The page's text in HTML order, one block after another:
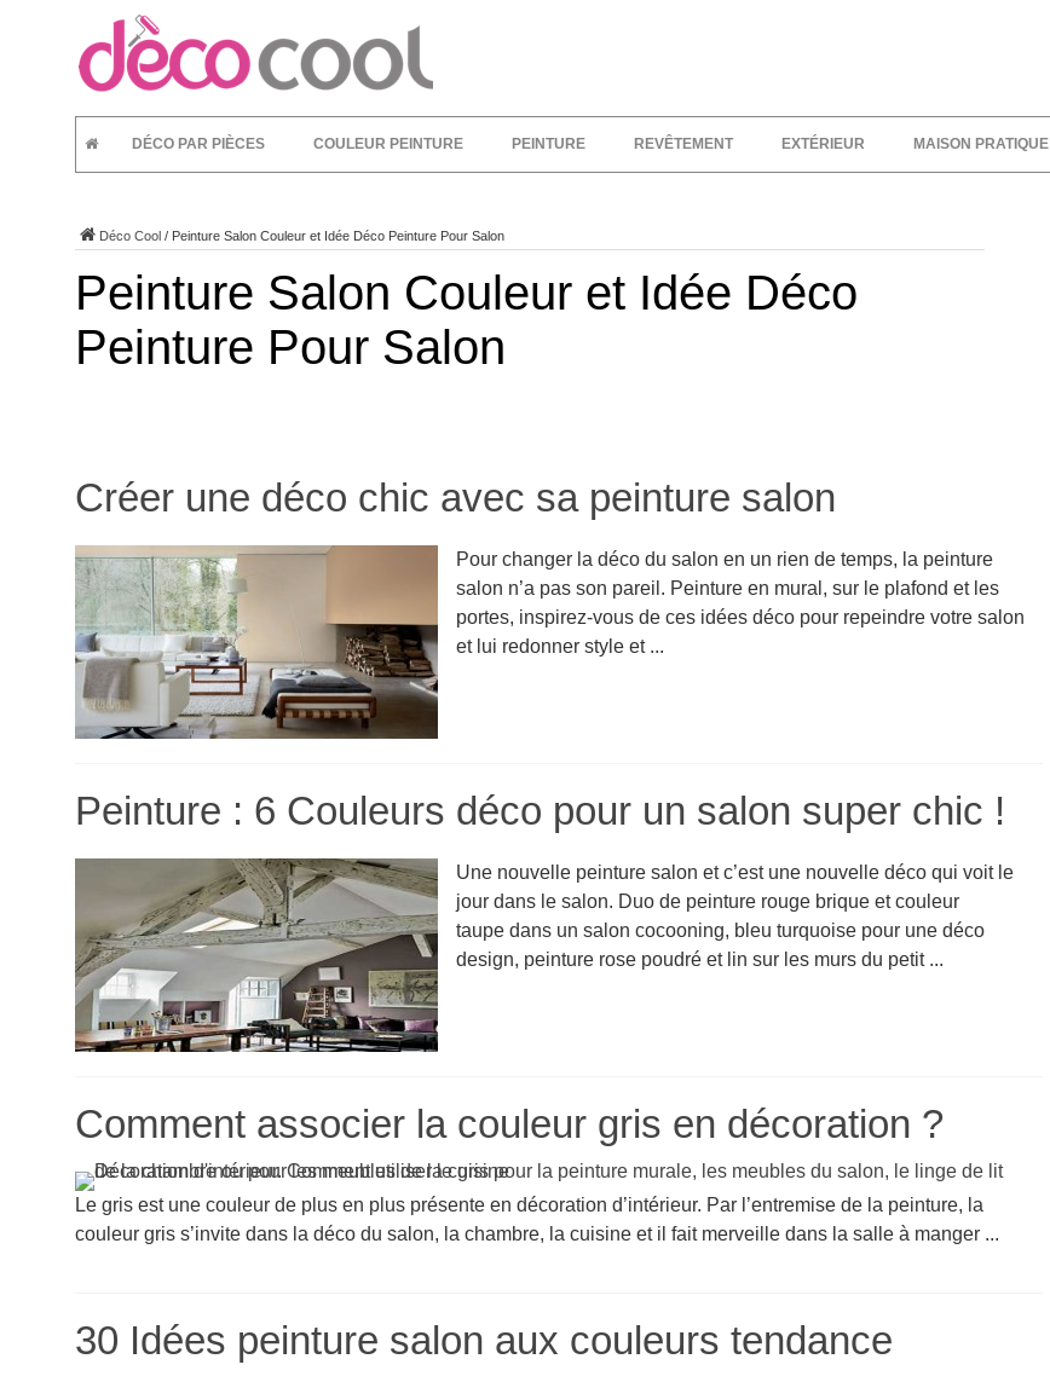
DÉCO PAR PIÈCES COULEUR PEINTURE PEINTURE REVÊTEMENT EXTÉRIEUR MAISON PRATIQUE
Déco Cool / Peinture Salon Couleur et Idée Déco Peinture Pour Salon
Peinture Salon Couleur et Idée Déco
Peinture Pour Salon
Créer une déco chic avec sa peinture salon
Pour changer la déco du salon en un rien de temps, la peinture
salon n’a pas son pareil. Peinture en mural, sur le plafond et les
portes, inspirez-vous de ces idées déco pour repeindre votre salon
et lui redonner style et ...
Peinture : 6 Couleurs déco pour un salon super chic !
Une nouvelle peinture salon et c’est une nouvelle déco qui voit le
jour dans le salon. Duo de peinture rouge brique et couleur
taupe dans un salon cocooning, bleu turquoise pour une déco
design, peinture rose poudré et lin sur les murs du petit ...
Comment associer la couleur gris en décoration ?
Le gris est une couleur de plus en plus présente en décoration d’intérieur. Par l’entremise de la peinture, la
couleur gris s’invite dans la déco du salon, la chambre, la cuisine et il fait merveille dans la salle à manger ...
30 Idées peinture salon aux couleurs tendance